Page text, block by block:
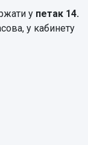
у петак 14.
у кабинету